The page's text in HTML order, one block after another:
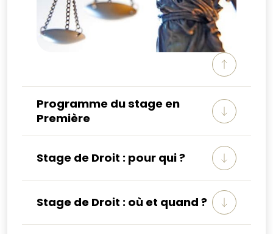
Programme du stage en
Première
Stage de Droit : pour qui ?
Stage de Droit : où et quand ?